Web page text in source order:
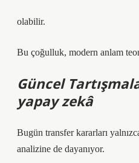
olabilir.
Bu çoğulluk, modern anlam
Güncel
yapay zekâ
Bugün transfer kararları
analizine de dayanıyor.